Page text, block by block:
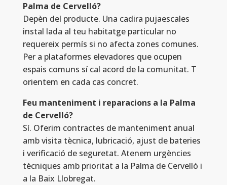
Palma de Cervelló?
Depèn del producte. Una cadira pujaescales
instal lada al teu habitatge particular no
requereix permís si no afecta zones comunes.
Per a plataformes elevadores que ocupen
espais comuns sí cal acord de la comunitat. T
orientem en cada cas concret.
Feu manteniment i reparacions a la Palma
de Cervelló?
Sí. Oferim contractes de manteniment anual
amb visita tècnica, lubricació, ajust de bateries
i verificació de seguretat. Atenem urgències
tècniques amb prioritat a la Palma de Cervelló i
a la Baix Llobregat.